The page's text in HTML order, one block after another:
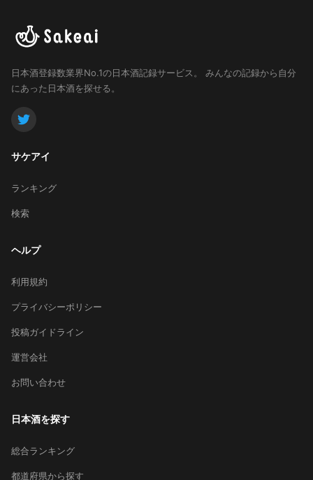
日本酒登録数業界No.1の日本酒記録サービス。
みんなの記録から自分
にあった日本酒を探せる。
サケアイ
ランキング
検索
ヘルプ
利用規約
プライバシーポリシー
投稿ガイドライン
運営会社
お問い合わせ
日本酒を探す
総合ランキング
都道府県から探す